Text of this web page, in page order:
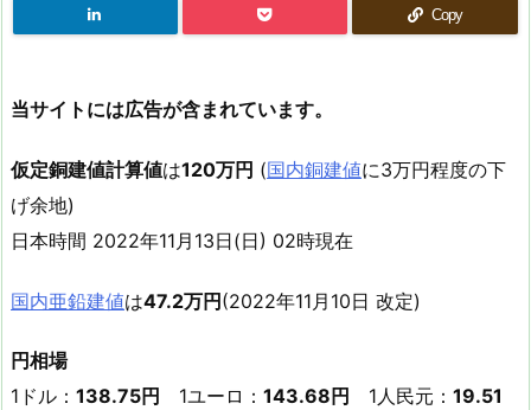
Copy
当サイトには広告が含まれています。
仮定銅建値計算値は120万円 (国内銅建値に3万円程度の下
げ余地)
日本時間 2022年11月13日(日) 02時現在
国内亜鉛建値は47.2万円(2022年11月10日 改定)
円相場
1ドル： 138.75円 1ユーロ： 143.68円 1人民元： 19.51